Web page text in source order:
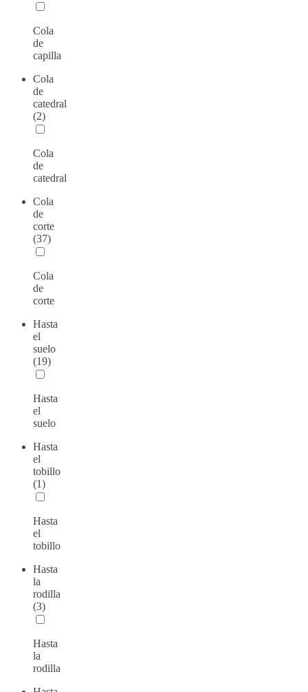
Cola
de
capilla
Cola
de
catedral
(2)
Cola
de
catedral
Cola
de
corte
(37)
Cola
de
corte
Hasta
el
suelo
(19)
Hasta
el
suelo
Hasta
el
tobillo
(1)
Hasta
el
tobillo
Hasta
la
rodilla
(3)
Hasta
la
rodilla